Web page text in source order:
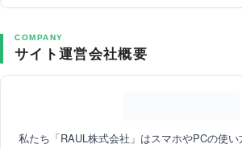
COMPANY
サイト運営会社概要
私たち「RAUL株式会社」はスマホやPCの使